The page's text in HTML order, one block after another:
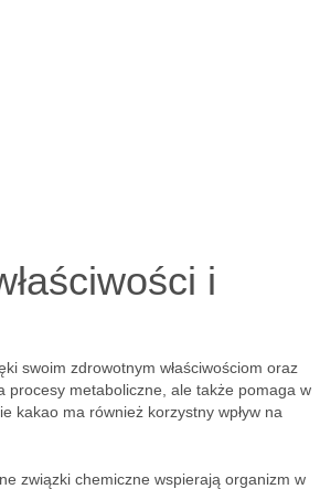
i
swoim zdrowotnym właściwościom oraz
procesy metaboliczne, ale także pomaga w
kakao ma również korzystny wpływ na
związki chemiczne wspierają organizm w